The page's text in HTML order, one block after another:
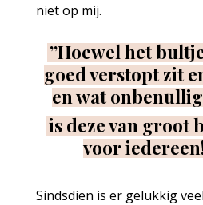
niet op mij.
”Hoewel het
goed verstopt zit
en wat
is deze van groot
voor
Sindsdien is er gelukkig veel